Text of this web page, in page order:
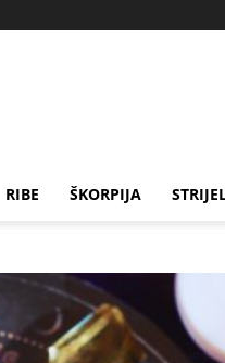
RIBE ŠKORPIJA